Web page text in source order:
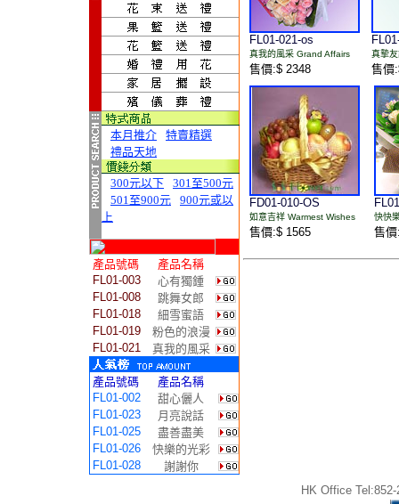
本月推介
特賣精選
禮品天地
300元以下
301至500元
501至900元
900元或以
上
產品號碼
產品名稱
FL01-003
心有獨鍾
FL01-008
跳舞女郎
FL01-018
細雪蜜語
FL01-019
粉色的浪漫
FL01-021
真我的風采
產品號碼
產品名稱
FL01-002
甜心儷人
FL01-023
月亮說話
FL01-025
盡善盡美
FL01-026
快樂的光彩
FL01-028
謝謝你
FL01-021-os
真我的風采 Grand Affairs
售價:$ 2348
真摯
售價
FD01-010-OS
如意吉祥 Warmest Wishes
售價:$ 1565
快快
售
HK Office